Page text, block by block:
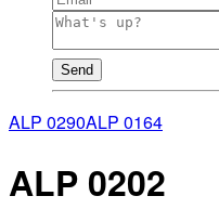
Send
ALP 0290ALP 0164
ALP 0202